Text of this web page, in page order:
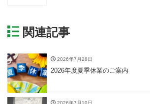
関連記事
2026年7月28日
2026年度夏季休業のご案内
2026年7月10日